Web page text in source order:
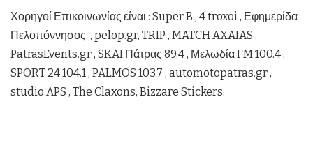
Χορηγοί Επικοινωνίας είναι : Super B , 4 troxoi , Εφημερίδα
Πελοπόννησος , pelop.gr, TRIP , MATCH AXAIAS ,
PatrasEvents.gr , SKAI Πάτρας 89.4 , Μελωδία FM 100.4 ,
SPORT 24 104.1 , PALMOS 103.7 , automotopatras.gr ,
studio APS , The Claxons, Bizzare Stickers.